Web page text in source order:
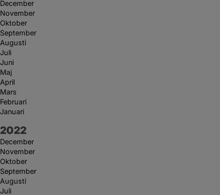
December
November
Oktober
September
Augusti
Juli
Juni
Maj
April
Mars
Februari
Januari
År:
2022
December
November
Oktober
September
Augusti
Juli